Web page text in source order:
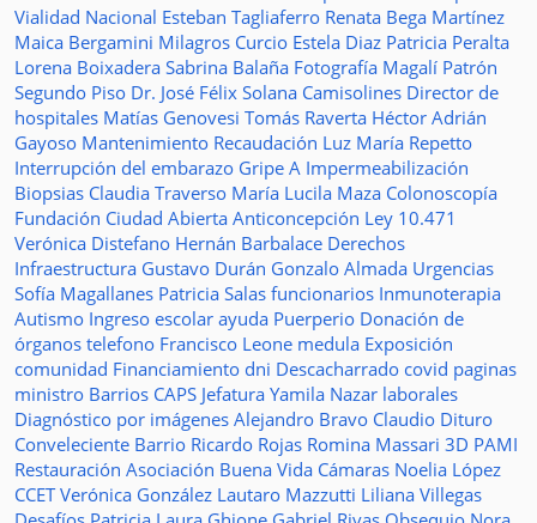
Vialidad Nacional Esteban Tagliaferro Renata Bega Martínez
Maica Bergamini Milagros Curcio Estela Diaz Patricia Peralta
Lorena Boixadera Sabrina Balaña Fotografía Magalí Patrón
Segundo Piso Dr. José Félix Solana Camisolines Director de
hospitales Matías Genovesi Tomás Raverta Héctor Adrián
Gayoso Mantenimiento Recaudación Luz María Repetto
Interrupción del embarazo Gripe A Impermeabilización
Biopsias Claudia Traverso María Lucila Maza Colonoscopía
Fundación Ciudad Abierta Anticoncepción Ley 10.471
Verónica Distefano Hernán Barbalace Derechos
Infraestructura Gustavo Durán Gonzalo Almada Urgencias
Sofía Magallanes Patricia Salas funcionarios Inmunoterapia
Autismo Ingreso escolar ayuda Puerperio Donación de
órganos telefono Francisco Leone medula Exposición
comunidad Financiamiento dni Descacharrado covid paginas
ministro Barrios CAPS Jefatura Yamila Nazar laborales
Diagnóstico por imágenes Alejandro Bravo Claudio Dituro
Conveleciente Barrio Ricardo Rojas Romina Massari 3D PAMI
Restauración Asociación Buena Vida Cámaras Noelia López
CCETVerónica González Lautaro Mazzutti Liliana Villegas